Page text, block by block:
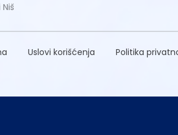
Uslovi korišćenja Politika